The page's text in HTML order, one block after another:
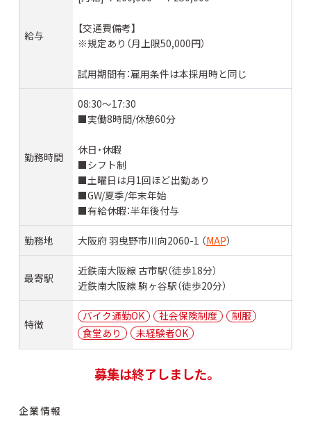
給与
【交通費備考】
※規定あり（月上限50,000円）
試用期間有：雇用条件は本採用時と同じ
勤務時間
08:30～17:30
■実働8時間/休憩60分
休日・休暇
■シフト制
■土曜日は月1回ほど出勤あり
■GW/夏季/年末年始
■有給休暇：半年後付与
勤務地 大阪府 羽曳野市川向2060-1 （MAP）
最寄駅
近鉄南大阪線 古市駅（徒歩18分）
近鉄南大阪線 駒ヶ谷駅（徒歩20分）
特徴
バイク通勤OK 社会保険制度
制服
食堂あり
未経験者OK
募集は終了しました。
企業情報